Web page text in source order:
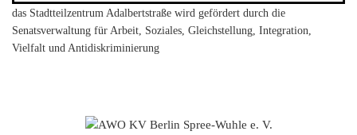
das Stadtteilzentrum Adalbertstraße wird gefördert durch die
Senatsverwaltung für Arbeit, Soziales, Gleichstellung, Integration,
Vielfalt und Antidiskriminierung